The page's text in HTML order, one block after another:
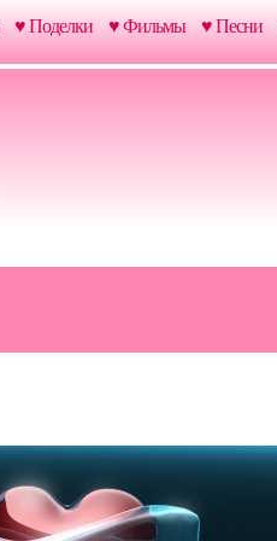
♥ Поделки ♥ Фильмы ♥ Песни